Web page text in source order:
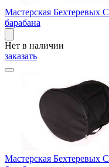
Мастерская Бехтеревых
барабана
Нет в наличии
заказать
Мастерская Бехтеревых